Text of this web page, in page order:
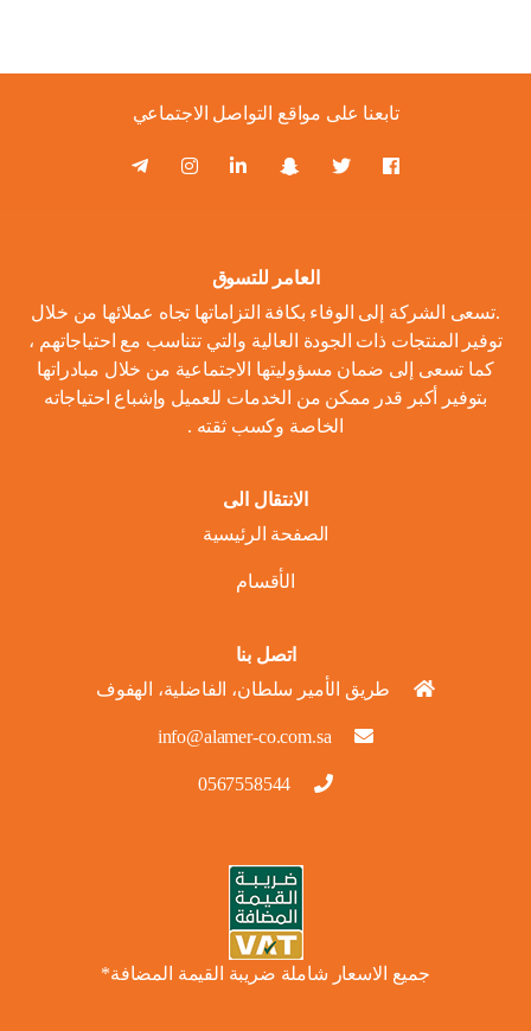
تابعنا على مواقع التواصل الاجتماعي
العامر للتسوق
.تسعى الشركة إلى الوفاء بكافة التزاماتها تجاه عملائها من خلال
توفير المنتجات ذات الجودة العالية والتي تتناسب مع احتياجاتهم ،
كما تسعى إلى ضمان مسؤوليتها الاجتماعية من خلال مبادراتها
بتوفير أكبر قدر ممكن من الخدمات للعميل وإشباع احتياجاته
الخاصة وكسب ثقته .
الانتقال الى
الصفحة الرئيسية
الأقسام
اتصل بنا
طريق الأمير سلطان، الفاضلية، الهفوف
info@alamer-co.com.sa
0567558544
جميع الاسعار شاملة ضريبة القيمة المضافة*